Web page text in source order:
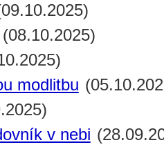
(08.10.2025)
modlitbu
v nebi